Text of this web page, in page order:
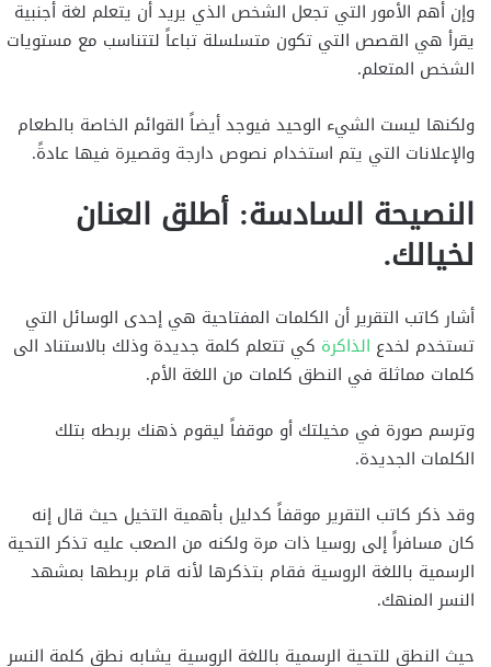
وإن أهم الأمور التي تجعل الشخص الذي يريد أن يتعلم لغة أجنبية
يقرأ هي القصص التي تكون متسلسلة تباعاً لتتناسب مع مستويات
الشخص المتعلم.
ولكنها ليست الشيء الوحيد فيوجد أيضاً القوائم الخاصة بالطعام
والإعلانات التي يتم استخدام نصوص دارجة وقصيرة فيها عادةً.
النصيحة السادسة: أطلق العنان
لخيالك.
أشار كاتب التقرير أن الكلمات المفتاحية هي إحدى الوسائل التي
تستخدم لخدع الذاكرة كي تتعلم كلمة جديدة وذلك بالاستناد الى
كلمات مماثلة في النطق كلمات من اللغة الأم.
وترسم صورة في مخيلتك أو موقفاً ليقوم ذهنك بربطه بتلك
الكلمات الجديدة.
وقد ذكر كاتب التقرير موقفاً كدليل بأهمية التخيل حيث قال إنه
كان مسافراً إلى روسيا ذات مرة ولكنه من الصعب عليه تذكر التحية
الرسمية باللغة الروسية فقام بتذكرها لأنه قام بربطها بمشهد
النسر المنهك.
حيث النطق للتحية الرسمية باللغة الروسية يشابه نطق كلمة النسر